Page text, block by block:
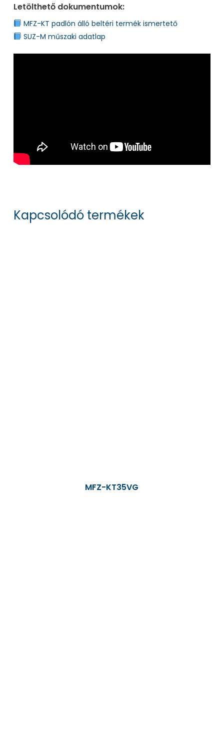
Letölthető dokumentumok:
MFZ-KT padlón álló beltéri termék ismertető
SUZ-M műszaki adatlap
Kapcsolódó termékek
MFZ-KT35VG